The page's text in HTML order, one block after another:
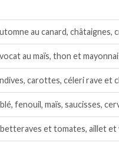
au canard,
au maïs, thon et
carottes, céleri rave et
fenouil, maïs, saucisses,
betteraves et tomates, aillet